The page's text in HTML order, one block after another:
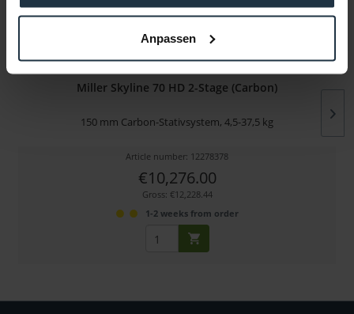
Anpassen
Miller Skyline 70 HD 2-Stage (Carbon)
150 mm Carbon-Stativsystem, 4,5-37,5 kg
Article number: 12278378
€10,276.00
Gross: €12,228.44
1-2 weeks from order